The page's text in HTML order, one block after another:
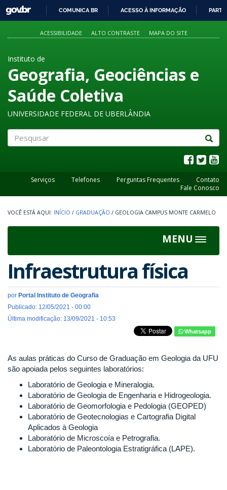
PARA
O
GOVBR
COMUNICA BR ACESSO À INFORMAÇÃO
ACESSIBILIDADE ALTO CONTRASTE MAPA DO SITE
Instituto de
Geografia, Geociências e
Saúde Coletiva
UNIVERSIDADE FEDERAL DE UBERLÂNDIA
Serviços Telefones Perguntas Frequentes
Contato
Fale Conosco
INÍCIO / GRADUAÇÃO / GEOLOGIA CAMPUS MONTE CARMELO
MENU
Toggle
Infraestrutura física
por Portal Instituto de Geografia
Publicado: 12/05/2021 - 00:00
Última modificação: 13/09/2021 - 10:53
Whatsapp
As aulas práticas do Curso de Graduação em Geologia da UFU
são apoiada pelos seguintes laboratórios:
Laboratório de Geologia e Mineralogia.
Laboratório de Geologia de Engenharia e Hidrogeologia.
Laboratório de Geomorfologia e Pedologia (GEOPED)
Laboratório de Geotecnologias e Cartografia Digital
Aplicados à Geologia
Laboratório de Microscoía e Petrografia.
Laboratório de Paleontologia Estratigráfica (LAPE).